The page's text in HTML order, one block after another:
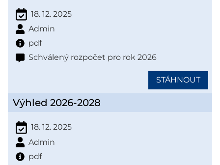
18. 12. 2025
Admin
pdf
Schválený rozpočet pro rok 2026
STÁHNOUT
Výhled 2026-2028
18. 12. 2025
Admin
pdf